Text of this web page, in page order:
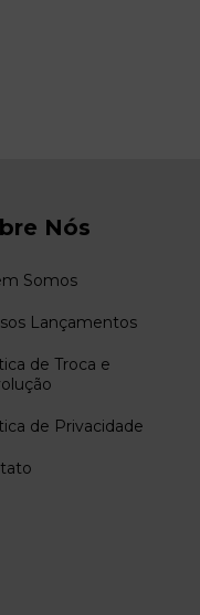
Nós
Somos
Lançamentos
de Troca e
de Privacidade